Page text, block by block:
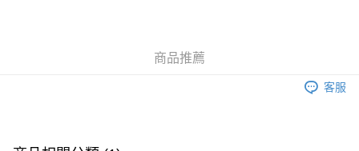
每筆HK$20.00，滿HK$100.00或以上免運費
(澳門門市) 只顯示可選門市。確認發貨後2-5個工作天到店，3天內
商品推薦
客服